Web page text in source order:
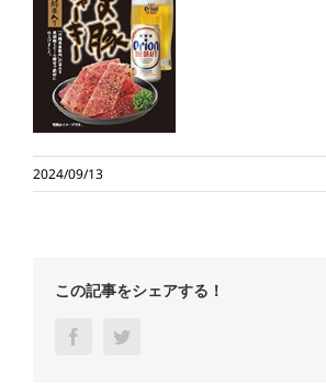
2024/09/13
この記事をシェアする！
Facebook